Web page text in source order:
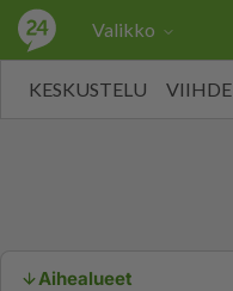
Valikko
KESKUSTELU VIIHDE
Aihealueet